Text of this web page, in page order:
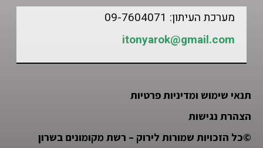
מערכת העיתון: 09-7604071
itonyarok@gmail.com
תנאי שימוש ומדיניות פרטיות
הצהרת נגישות
©כל הזכויות שמורות לירוק – רשת מקומונים בשרון